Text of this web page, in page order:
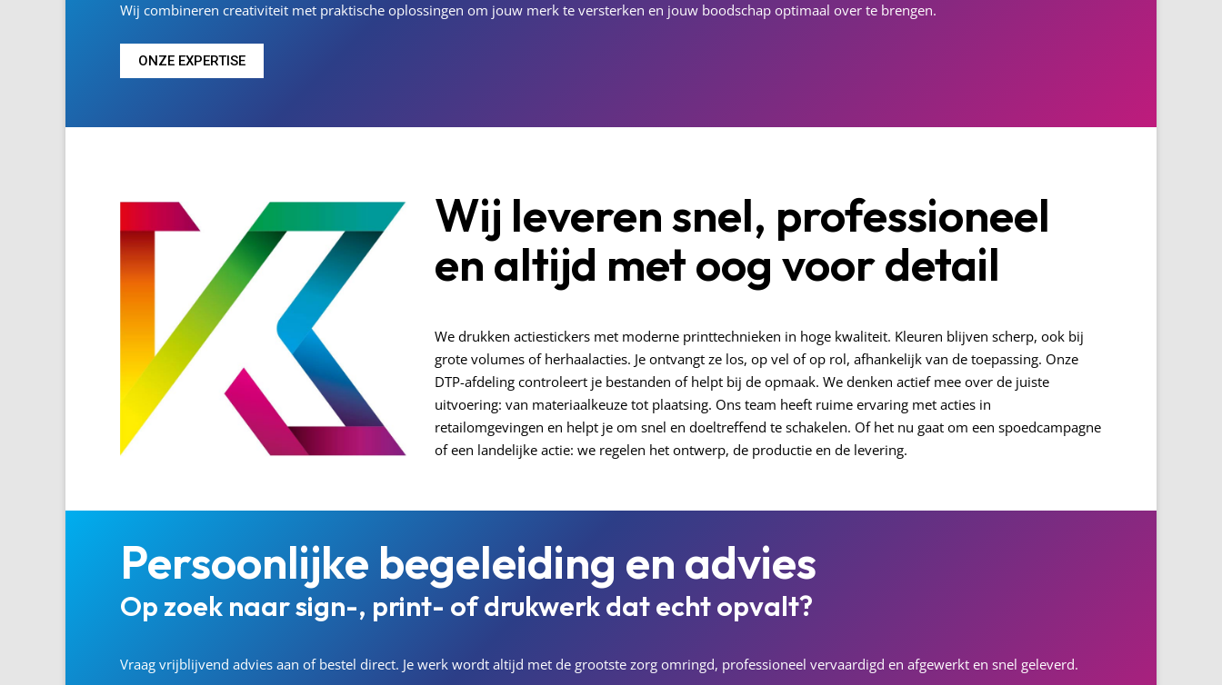
Wij combineren creativiteit met praktische oplossingen om jouw merk te versterken en jouw boodschap optimaal over te brengen.
ONZE EXPERTISE
Wij leveren snel, professioneel
en altijd met oog voor detail
We drukken actiestickers met moderne printtechnieken in hoge kwaliteit. Kleuren blijven scherp, ook bij
grote volumes of herhaalacties. Je ontvangt ze los, op vel of op rol, afhankelijk van de toepassing. Onze
DTP-afdeling controleert je bestanden of helpt bij de opmaak. We denken actief mee over de juiste
uitvoering: van materiaalkeuze tot plaatsing. Ons team heeft ruime ervaring met acties in
retailomgevingen en helpt je om snel en doeltreffend te schakelen. Of het nu gaat om een spoedcampagne
of een landelijke actie: we regelen het ontwerp, de productie en de levering.
Persoonlijke begeleiding en advies
Op zoek naar sign-, print- of drukwerk dat echt opvalt?
Vraag vrijblijvend advies aan of bestel direct. Je werk wordt altijd met de grootste zorg omringd, professioneel vervaardigd en afgewerkt en snel geleverd.